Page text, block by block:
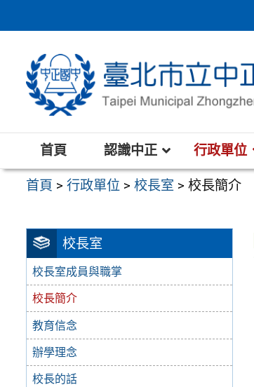
至
區
首頁
認識中正 行政單位
首頁 >行政單位 >校長室 >校長簡介
校長室
校長室成員與職掌
校長簡介
教育信念
辦學理念
校長的話